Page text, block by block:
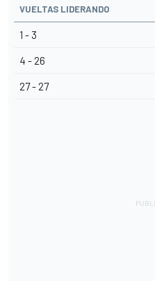
VUELTAS LIDERANDO
1 - 3
4 - 26
27 - 27